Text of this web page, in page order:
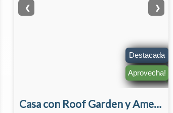
❮ ❯
Destacada
Aprovecha!
Casa con Roof Garden y Amenidades Premium en Venta | El Edén Residencial